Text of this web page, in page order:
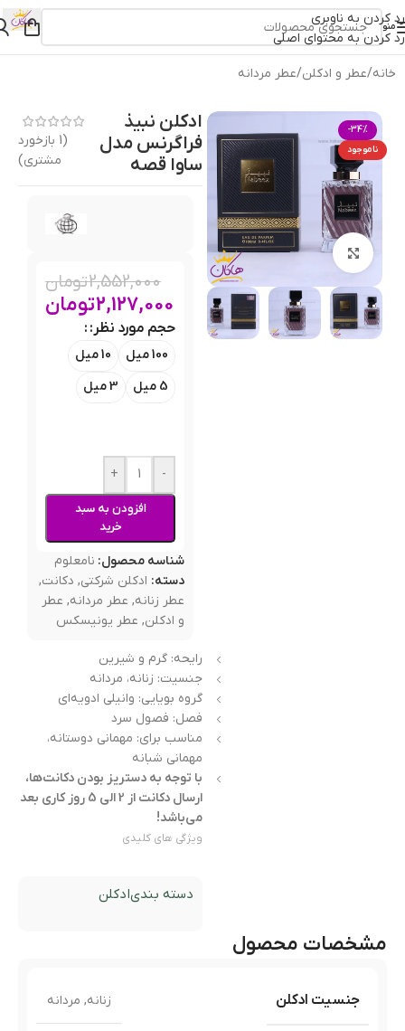
رد کردن به ناوبری
رد کردن به محتوای اصلی
منو
خانه/عطر و ادکلن/عطر مردانه
-34%
ناموجود
بزرگنمایی تصویر
ادکلن نبیذ
فراگرنس مدل
ساوا قصه
(
1 بازخورد
مشتری)
2,552,000تومان
2,127,000تومان
حجم مورد نظر:
100 میل
10 میل
5 میل
3 میل
-
+
افزودن به سبد
خرید
شناسه محصول: نامعلوم
دسته: ادکلن شرکتی, دکانت,
عطر زنانه, عطر مردانه, عطر
و ادکلن, عطر یونیسکس
رایحه: گرم و شیرین
جنسیت: زنانه، مردانه
گروه بویایی: وانیلی ادویه‌ای
فصل: فصول سرد
مناسب برای: مهمانی دوستانه،
مهمانی شبانه
با توجه به دستریز بودن دکانت‌ها،
ارسال دکانت از 2 الی 5 روز کاری بعد
می‌باشد!
ویژگی های کلیدی
دسته بندیادکلن
مشخصات محصول
جنسیت ادکلن زنانه, مردانه